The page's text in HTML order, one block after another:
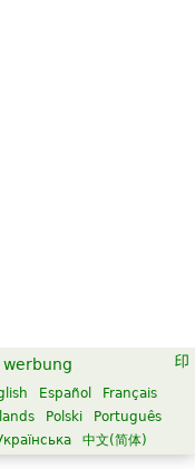
werbung
Español
Français
Polski
Português
中文(简体)